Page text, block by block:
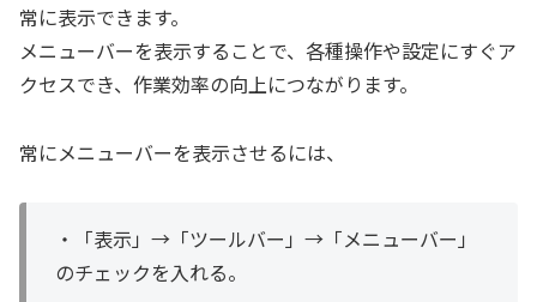
常に表示できます。
メニューバーを表示することで、各種操作や設定にすぐア
クセスでき、作業効率の向上につながります。
常にメニューバーを表示させるには、
・「表示」→「ツールバー」→「メニューバー」
のチェックを入れる。